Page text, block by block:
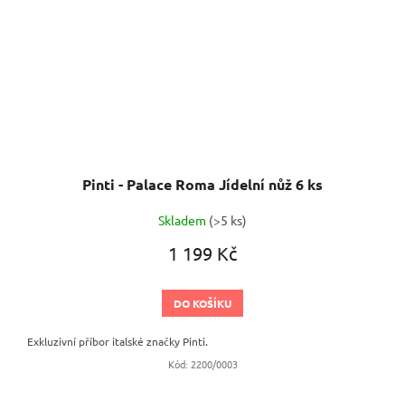
Pinti - Palace Roma Jídelní nůž 6 ks
Skladem (>5 ks)
1 199 Kč
DO KOŠÍKU
Exkluzivní příbor italské značky Pinti.
Kód: 2200/0003